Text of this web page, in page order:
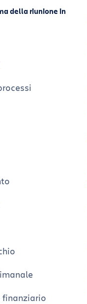
in Confluence
e Rovo
della riunione in